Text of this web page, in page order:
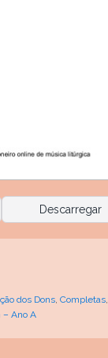
Descarregar
dos Dons, Completas,
– Ano A